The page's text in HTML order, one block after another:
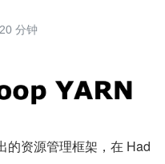
分钟
的资源管理框架，在 Had